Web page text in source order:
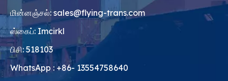
மின்னஞ்சல்: sales@flying-trans.com
ஸ்கைப்: Imcirkl
பிசி: 518103
WhatsApp : +86- 13554758640